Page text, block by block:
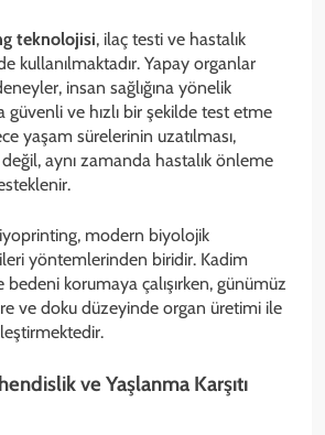
teknolojisi, ilaç testi ve hastalık
kullanılmaktadır. Yapay organlar
insan sağlığına yönelik
ve hızlı bir şekilde test etme
yaşam sürelerinin uzatılması,
aynı zamanda hastalık önleme
modern biyolojik
yöntemlerinden biridir. Kadim
bedeni korumaya çalışırken, günümüz
ve doku düzeyinde organ üretimi ile
ve Yaşlanma Karşıtı